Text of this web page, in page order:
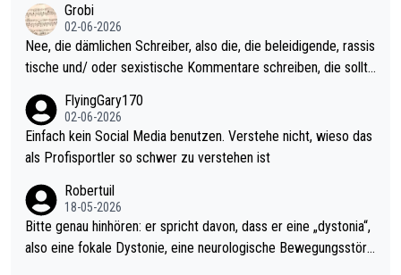
ohl wenig WDF Turniere spielen. Dies war bei Archie Self letzt
es Jahr der Fall. Er musste als amtierender Weltmeister durch
den Qualifier und ich glaube kaum, dass Mitchel sich das (in Ve
gas) antun würde, wenn er doch eigentlich die PDC-WM als Zi
el hat.
Grobi
02-06-2026
Nee, die dämlichen Schreiber, also die, die beleidigende, rassis
tische und/ oder sexistische Kommentare schreiben, die sollte
s Leben in den Griff kriegen. Nur eins wundert mich: Luke Little
r war doch neulich erst derjenige, der über Social Media GvV p
rovoziert hat. Und Littlers Mutter schießt öfters mal gegen Ric
FlyingGary170
02-06-2026
Einfach kein Social Media benutzen. Verstehe nicht, wieso das
als Profisportler so schwer zu verstehen ist
Robertuil
18-05-2026
Bitte genau hinhören: er spricht davon, dass er eine „dystonia“,
also eine fokale Dystonie, eine neurologische Bewegungsstöru